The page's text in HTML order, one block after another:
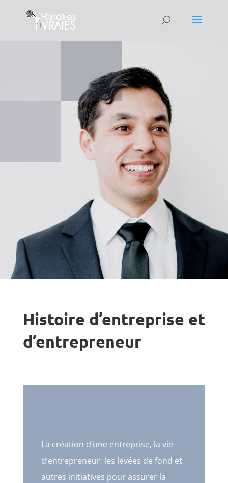
Histoire d’entreprise et
d’entrepreneur
La création d’une entreprise, la vie
d’entrepreneur, les levées de fond et
autres initiatives pour assurer la